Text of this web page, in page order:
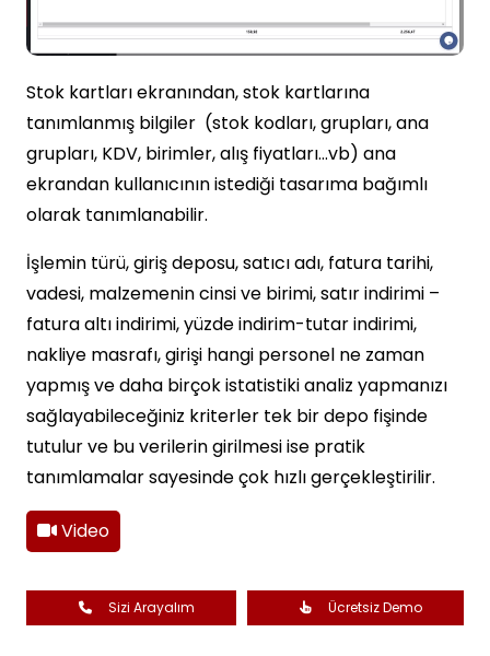
Stok kartları ekranından, stok kartlarına
tanımlanmış bilgiler (stok kodları, grupları, ana
grupları, KDV, birimler, alış fiyatları…vb) ana
ekrandan kullanıcının istediği tasarıma bağımlı
olarak tanımlanabilir.
İşlemin türü, giriş deposu, satıcı adı, fatura tarihi,
vadesi, malzemenin cinsi ve birimi, satır indirimi –
fatura altı indirimi, yüzde indirim-tutar indirimi,
nakliye masrafı, girişi hangi personel ne zaman
yapmış ve daha birçok istatistiki analiz yapmanızı
sağlayabileceğiniz kriterler tek bir depo fişinde
tutulur ve bu verilerin girilmesi ise pratik
tanımlamalar sayesinde çok hızlı gerçekleştirilir.
Video
Sizi Arayalım Ücretsiz Demo